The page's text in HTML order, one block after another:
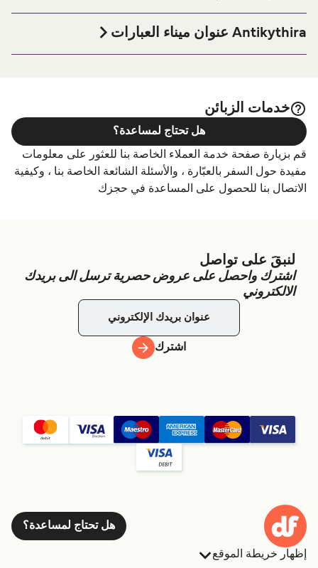
إذا كنت ترغب في قضاء ليلة في أو بالقرب من Antikythira ميناء
العبارة قبل أو بعد رحلتك أو إذا كنت تبحث عن أماكن السكن
لإقامتك بالكامل، يرجى زيارة موقعنا على
Antikythira عنوان ميناء العبارات
خدمات الزبائن
قم بزيارة صفحة خدمة العملاء الخاصة بنا للعثور على معلومات
مفيدة حول السفر بالعبّارة ، والأسئلة الشائعة الخاصة بنا ، وكيفية
الاتصال بنا للحصول على المساعدة في حجزك
هل تحتاج لمساعدة؟
لنبقَ على تواصل
اشترك واحصل على عروض حصرية ترسل الى بريدك
الالكتروني
اشترك
هل تحتاج لمساعدة؟
إظهار خريطة الموقع